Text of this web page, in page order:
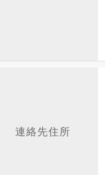
連絡先住所